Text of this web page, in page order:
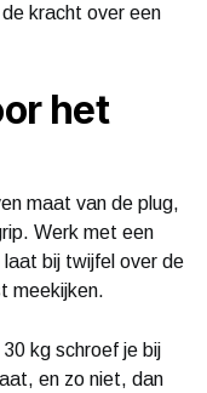
kracht over een
het
maat van de plug,
Werk met een
bij twijfel over de
meekijken.
kg schroef je bij
en zo niet, dan